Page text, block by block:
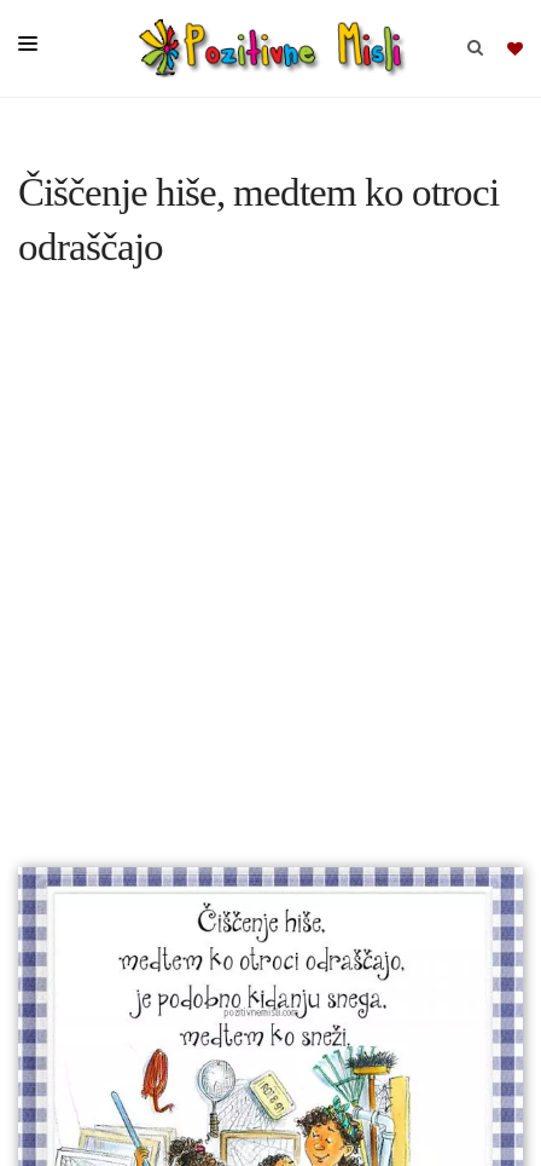
SKUPINE
MISLI
Čiščenje hiše, medtem ko otroci
odraščajo